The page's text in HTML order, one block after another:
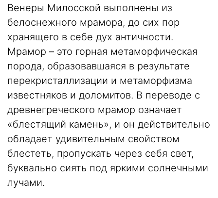
Венеры Милосской выполнены из
белоснежного мрамора, до сих пор
хранящего в себе дух античности.
Мрамор – это горная метаморфическая
порода, образовавшаяся в результате
перекристаллизации и метаморфизма
известняков и доломитов. В переводе с
древнегреческого мрамор означает
«блестящий камень», и он действительно
обладает удивительным свойством
блестеть, пропускать через себя свет,
буквально сиять под яркими солнечными
лучами.